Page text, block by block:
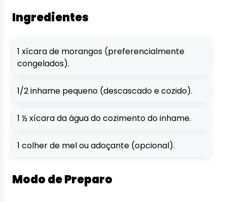
Ingredientes
1 xícara de morangos (preferencialmente
congelados).
1/2 inhame pequeno (descascado e cozido).
1 ½ xícara da água do cozimento do inhame.
1 colher de mel ou adoçante (opcional).
Modo de Preparo